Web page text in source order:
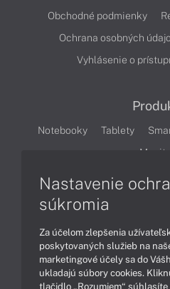
Obchodné podmienky
Ochrana osobných
Vyhlásenie o
Notebooky Tablety
Technológie
Nastavenie
súkromia
Za účelom zlepšenia
poskytovaných služieb na
marketingové účely sa do
ukladajú súbory cookies.
tlačidlo „Rozumiem“